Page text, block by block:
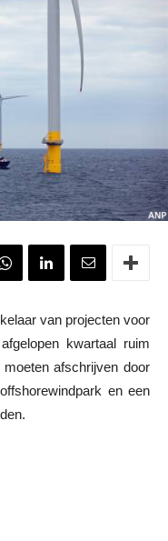
van projecten voor
kwartaal ruim
afschrijven door
en een